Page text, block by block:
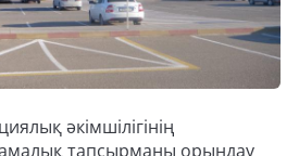
әкімшілігінің
тапсырманы орындау